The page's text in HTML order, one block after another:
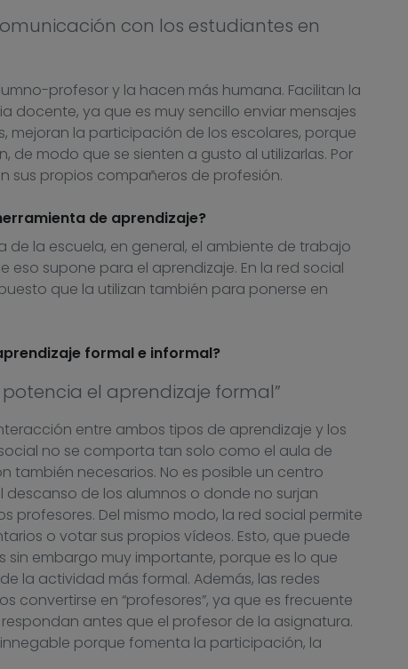
con los estudiantes en
profesor y la hacen más humana. Facilitan la
docente, ya que es muy sencillo enviar mensajes
mejoran la participación de los escolares, porque
de modo que se sienten a gusto al utilizarlas. Por
sus propios compañeros de profesión.
de aprendizaje?
de la escuela, en general, el ambiente de trabajo
supone para el aprendizaje. En la red social
que la utilizan también para ponerse en
formal e informal?
el aprendizaje formal”
entre ambos tipos de aprendizaje y los
no se comporta tan solo como el aula de
también necesarios. No es posible un centro
de los alumnos o donde no surjan
profesores. Del mismo modo, la red social permite
o votar sus propios vídeos. Esto, que puede
sin embargo muy importante, porque es lo que
la actividad más formal. Además, las redes
convertirse en “profesores”, ya que es frecuente
antes que el profesor de la asignatura.
porque fomenta la participación, la